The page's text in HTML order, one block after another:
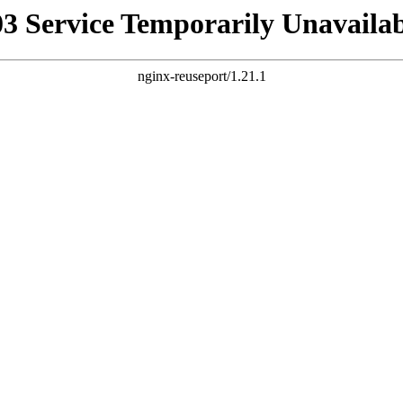
Service Temporarily
nginx-reuseport/1.21.1